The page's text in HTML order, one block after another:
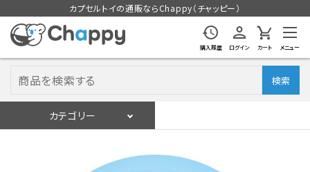
カプセルトイの通販ならChappy（チャッピー）
購入履歴 ログイン カート メニュー
検索
カテゴリー